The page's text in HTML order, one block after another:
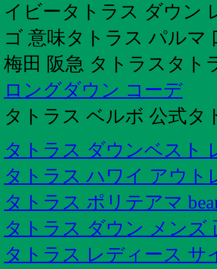
イビータトラス ダウン
ゴ 意味タトラス パルマ
梅田 阪急 タトラスタト
ロングダウン コーデ
タトラス ベルボ 公式タ
タトラス ダウンベスト
タトラス ハワイ アウト
タトラス ポリテアマ
タトラス ダウン メンズ
タトラス レディース サ